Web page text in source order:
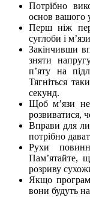
Потрібно
основ вашого
Перш ніж
суглоби і
Закінчивши
зняти
п’яту на
Тягніться
секунд.
Щоб м’язи не
розвиватися,
Вправи для
потрібно
Рухи
Пам’ятайте,
розриву
Якщо
вони будуть